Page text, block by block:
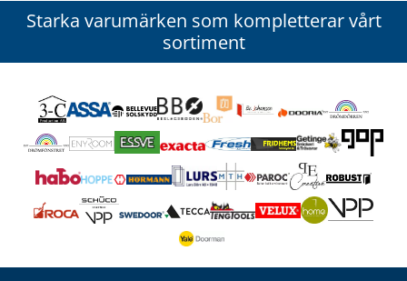
Starka varumärken som kompletterar vårt
sortiment